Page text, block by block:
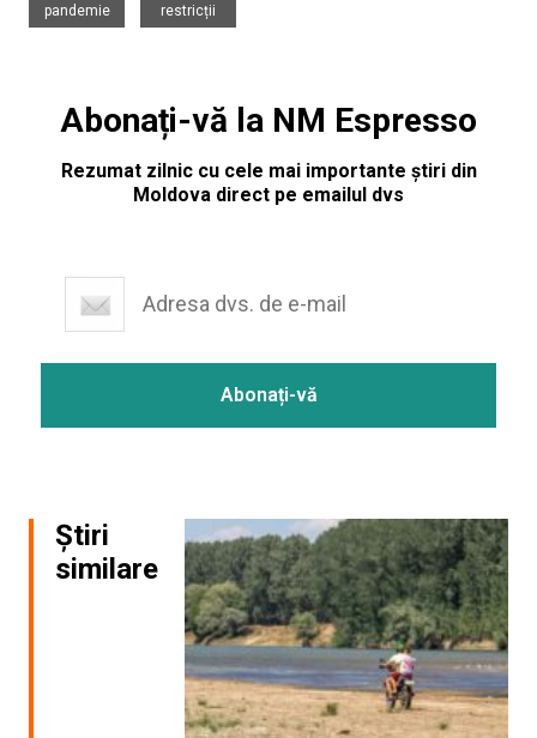
pandemie
restricții
Abonați-vă la NM Espresso
Rezumat zilnic cu cele mai importante știri din
Moldova direct pe emailul dvs
Știri
similare